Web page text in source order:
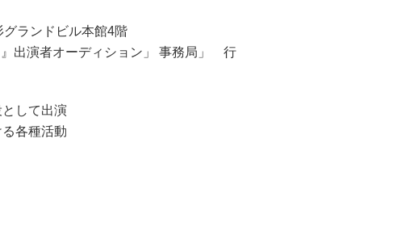
ランドビル本館4階
』出演者オーディション」 事務局」 行
して出演
各種活動